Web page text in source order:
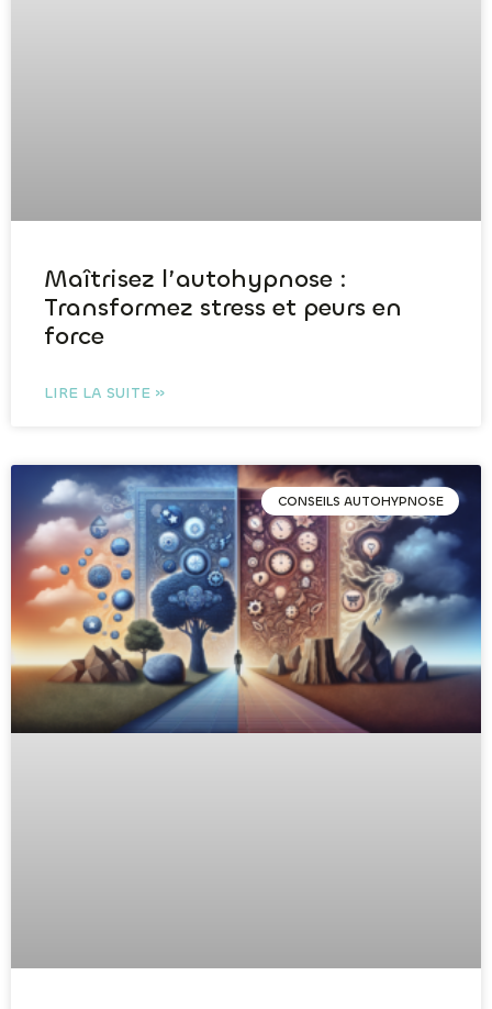
Maîtrisez l’autohypnose :
Transformez stress et peurs en
force
LIRE LA SUITE »
CONSEILS AUTOHYPNOSE